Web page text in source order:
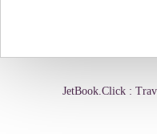
JetBook.Click :